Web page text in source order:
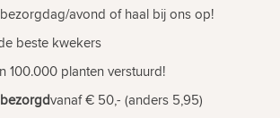
avond of haal bij ons op!
beste kwekers
100.000 planten verstuurd!
vanaf € 50,- (anders 5,95)